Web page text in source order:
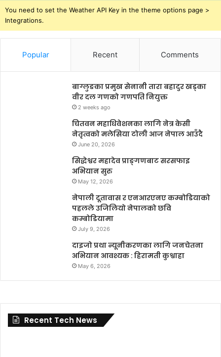
You need to set the Weather API Key in the theme options page >
Integrations.
Popular Recent Comments
बाग्लुङका प्रमुख सेनानी तारा बहादुर खड्का
वीर दल गणको गणपति नियुक्त
2 weeks ago
चितवन महाधिवेशनका लागि नेत्र केसी
नेतृत्वको मलेसिया टोली आज नेपाल आउँदै
June 20, 2026
सिद्धेश्वर महादेव प्राङ्गणबाट सरसफाइ
अभियान सुरु
May 12, 2026
नेपाली दूतावास र एनआरएनए कम्बोडियाको
पहलले उजिलियो नेपालको छवि
कम्बोडियामा
July 9, 2026
दाइजो प्रथा न्यूनीकरणका लागि जनचेतना
अभियान आवश्यक : हिरामती कुश्वाहा
May 6, 2026
Recent Tech News